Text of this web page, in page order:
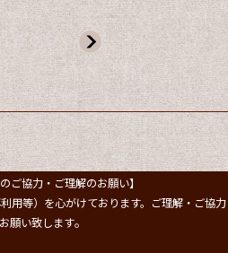
ご協力・ご理解のお願い】
用等）を心がけております。ご理解・ご協力
願い致します。